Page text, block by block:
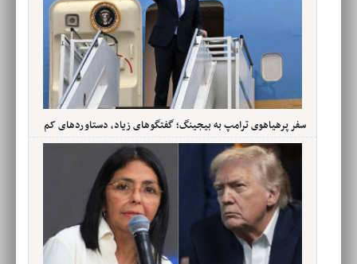
سفر پرهیاهوی ترامپ به بیجینگ؛ گفتگوهای زیاد، دستاوردهای کم